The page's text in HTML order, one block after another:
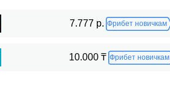
7.777 р. Фрибет новичкам
10.000 ₸ Фрибет новичкам